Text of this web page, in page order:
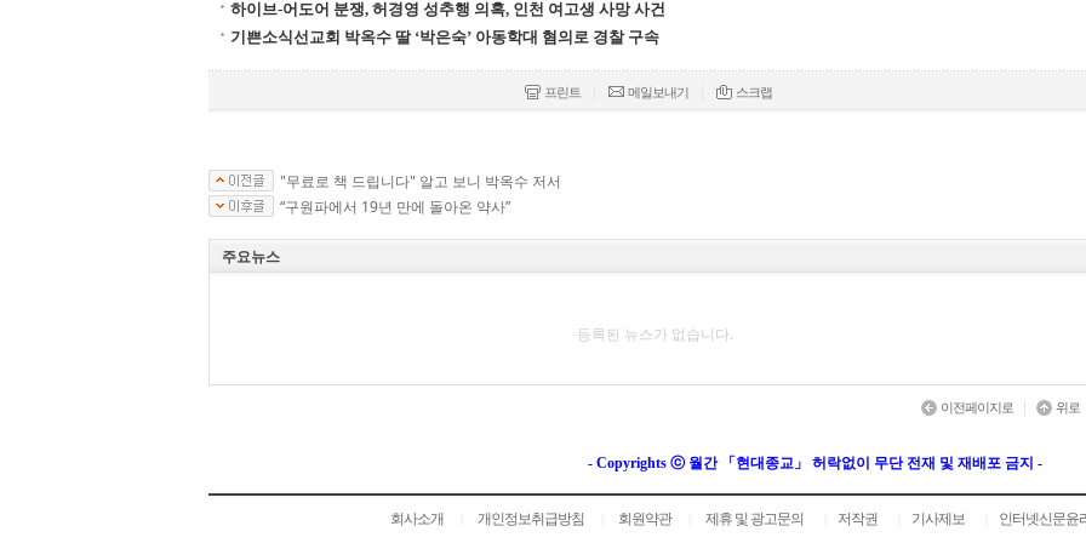
하이브-어도어 분쟁, 허경영 성추행 의혹, 인천 여고생 사망 사건
기쁜소식선교회 박옥수 딸 ‘박은숙’ 아동학대 혐의로 경찰 구속
프린트 메일보내기 스크랩
"무료로 책 드립니다" 알고 보니 박옥수 저서
“구원파에서 19년 만에 돌아온 약사”
주요뉴스
등록된 뉴스가 없습니다.
이전페이지로 | 위로
- Copyrights ⓒ 월간 「현대종교」 허락없이 무단 전재 및 재배포 금지 -
회사소개 개인정보취급방침 회원약관 제휴 및 광고문의 저작권 기사제보 인터넷신문윤